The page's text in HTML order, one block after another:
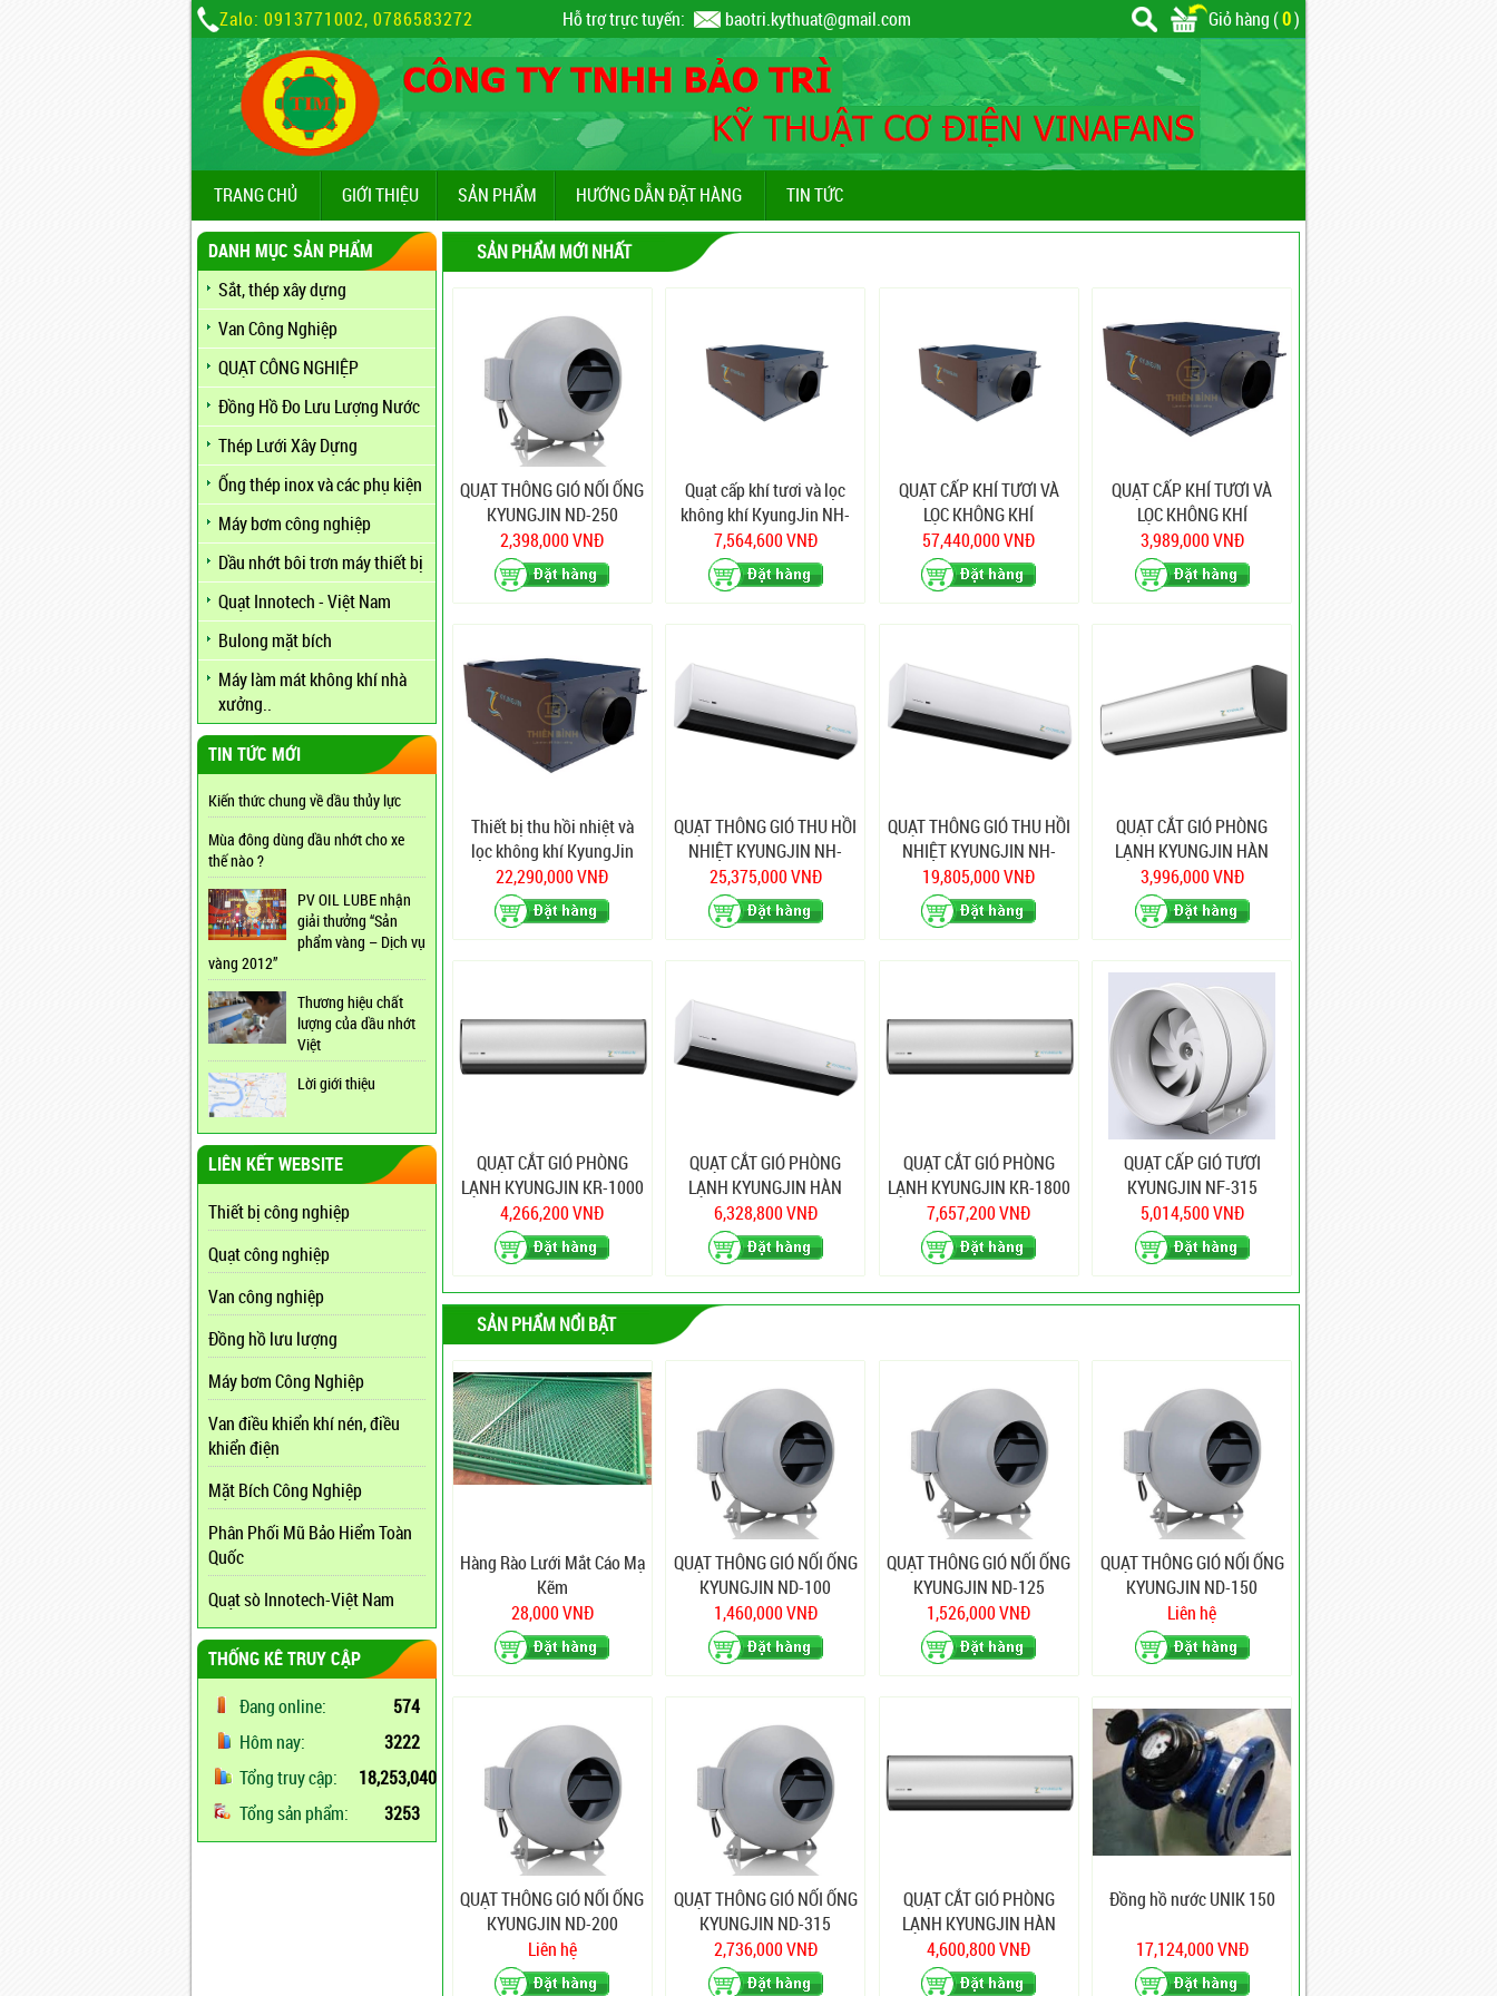
Zalo: 0913771002, 0786583272 Hỗ trợ trực tuyến: baotri.kythuat@gmail.com Giỏ hàng (0)
TRANG CHỦ GIỚI THIỆU SẢN PHẨM HƯỚNG DẪN ĐẶT HÀNG TIN TỨC
DANH MỤC SẢN PHẨM
Sắt, thép xây dựng
Van Công Nghiệp
QUẠT CÔNG NGHIỆP
Đồng Hồ Đo Lưu Lượng Nước
Thép Lưới Xây Dựng
Ống thép inox và các phụ kiện
Máy bơm công nghiệp
Dầu nhớt bôi trơn máy thiết bị
Quạt Innotech - Việt Nam
Bulong mặt bích
Máy làm mát không khí nhà
xưởng..
TIN TỨC MỚI
Kiến thức chung về dầu thủy lực
Mùa đông dùng dầu nhớt cho xe
thế nào ?
PV OIL LUBE nhận
giải thưởng “Sản
phẩm vàng – Dịch vụ
vàng 2012”
Thương hiệu chất
lượng của dầu nhớt
Việt
Lời giới thiệu
LIÊN KẾT WEBSITE
Thiết bị công nghiệp
Quạt công nghiệp
Van công nghiệp
Đồng hồ lưu lượng
Máy bơm Công Nghiệp
Van điều khiển khí nén, điều
khiển điện
Mặt Bích Công Nghiệp
Phân Phối Mũ Bảo Hiểm Toàn
Quốc
Quạt sò Innotech-Việt Nam
THỐNG KÊ TRUY CẬP
Đang online:
574
Hôm nay:
3222
Tổng truy cập:
18,253,040
Tổng sản phẩm:
3253
SẢN PHẨM MỚI NHẤT
QUẠT THÔNG GIÓ NỐI ỐNG
KYUNGJIN ND-250
2,398,000 VNĐ
Quạt cấp khí tươi và lọc
không khí KyungJin NH-
500
7,564,600 VNĐ
QUẠT CẤP KHÍ TƯƠI VÀ
LỌC KHÔNG KHÍ
KYUNGJIN NH-300
57,440,000 VNĐ
QUẠT CẤP KHÍ TƯƠI VÀ
LỌC KHÔNG KHÍ
KYUNGJIN NH-150
3,989,000 VNĐ
Thiết bị thu hồi nhiệt và
lọc không khí KyungJin
NH-360D
22,290,000 VNĐ
QUẠT THÔNG GIÓ THU HỒI
NHIỆT KYUNGJIN NH-
500D
25,375,000 VNĐ
QUẠT THÔNG GIÓ THU HỒI
NHIỆT KYUNGJIN NH-
260D
19,805,000 VNĐ
QUẠT CẮT GIÓ PHÒNG
LẠNH KYUNGJIN HÀN
QUỐC KR-900
3,996,000 VNĐ
QUẠT CẮT GIÓ PHÒNG
LẠNH KYUNGJIN KR-1000
4,266,200 VNĐ
QUẠT CẮT GIÓ PHÒNG
LẠNH KYUNGJIN HÀN
QUỐC KR-1500
6,328,800 VNĐ
QUẠT CẮT GIÓ PHÒNG
LẠNH KYUNGJIN KR-1800
7,657,200 VNĐ
QUẠT CẤP GIÓ TƯƠI
KYUNGJIN NF-315
5,014,500 VNĐ
SẢN PHẨM NỔI BẬT
Hàng Rào Lưới Mắt Cáo Mạ
Kẽm
28,000 VNĐ
QUẠT THÔNG GIÓ NỐI ỐNG
KYUNGJIN ND-100
1,460,000 VNĐ
QUẠT THÔNG GIÓ NỐI ỐNG
KYUNGJIN ND-125
1,526,000 VNĐ
QUẠT THÔNG GIÓ NỐI ỐNG
KYUNGJIN ND-150
Liên hệ
QUẠT THÔNG GIÓ NỐI ỐNG
KYUNGJIN ND-200
Liên hệ
QUẠT THÔNG GIÓ NỐI ỐNG
KYUNGJIN ND-315
2,736,000 VNĐ
QUẠT CẮT GIÓ PHÒNG
LẠNH KYUNGJIN HÀN
QUỐC KR-1200
4,600,800 VNĐ
Đồng hồ nước UNIK 150
17,124,000 VNĐ